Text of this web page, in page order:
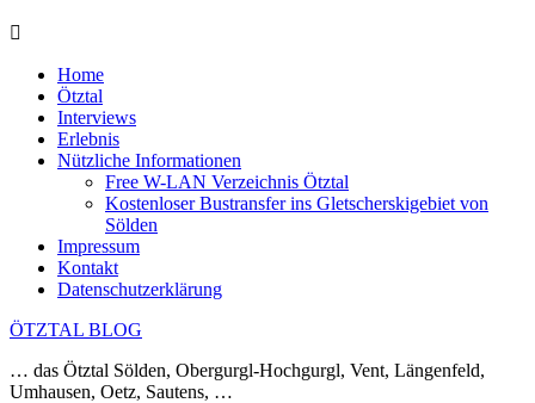
Home
Ötztal
Interviews
Erlebnis
Nützliche Informationen
Free W-LAN Verzeichnis Ötztal
Kostenloser Bustransfer ins Gletscherskigebiet von
Sölden
Impressum
Kontakt
Datenschutzerklärung
ÖTZTAL BLOG
… das Ötztal Sölden, Obergurgl-Hochgurgl, Vent, Längenfeld,
Umhausen, Oetz, Sautens, …